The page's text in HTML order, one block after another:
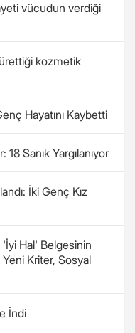
vücudun verdiği
kozmetik
Hayatını Kaybetti
Sanık Yargılanıyor
İki Genç Kız
'İyi Hal' Belgesinin
Kriter, Sosyal
İndi